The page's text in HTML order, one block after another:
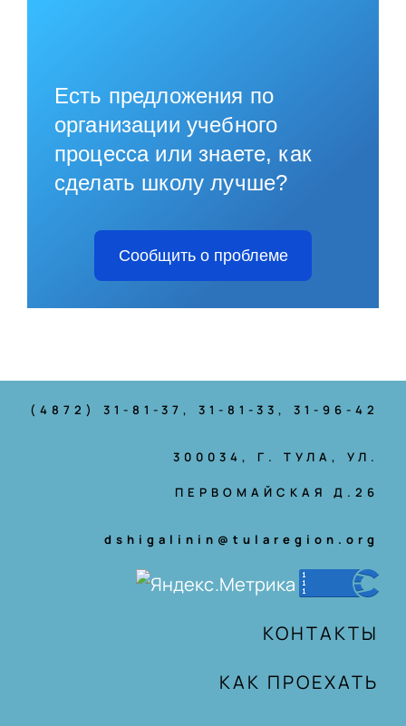
Есть предложения по
организации учебного
процесса или знаете, как
сделать школу лучше?
Сообщить о проблеме
(4872) 31-81-37, 31-81-33, 31-96-42
300034, Г. ТУЛА, УЛ.
ПЕРВОМАЙСКАЯ Д.26
dshigalinin@tularegion.org
КОНТАКТЫ
КАК ПРОЕХАТЬ